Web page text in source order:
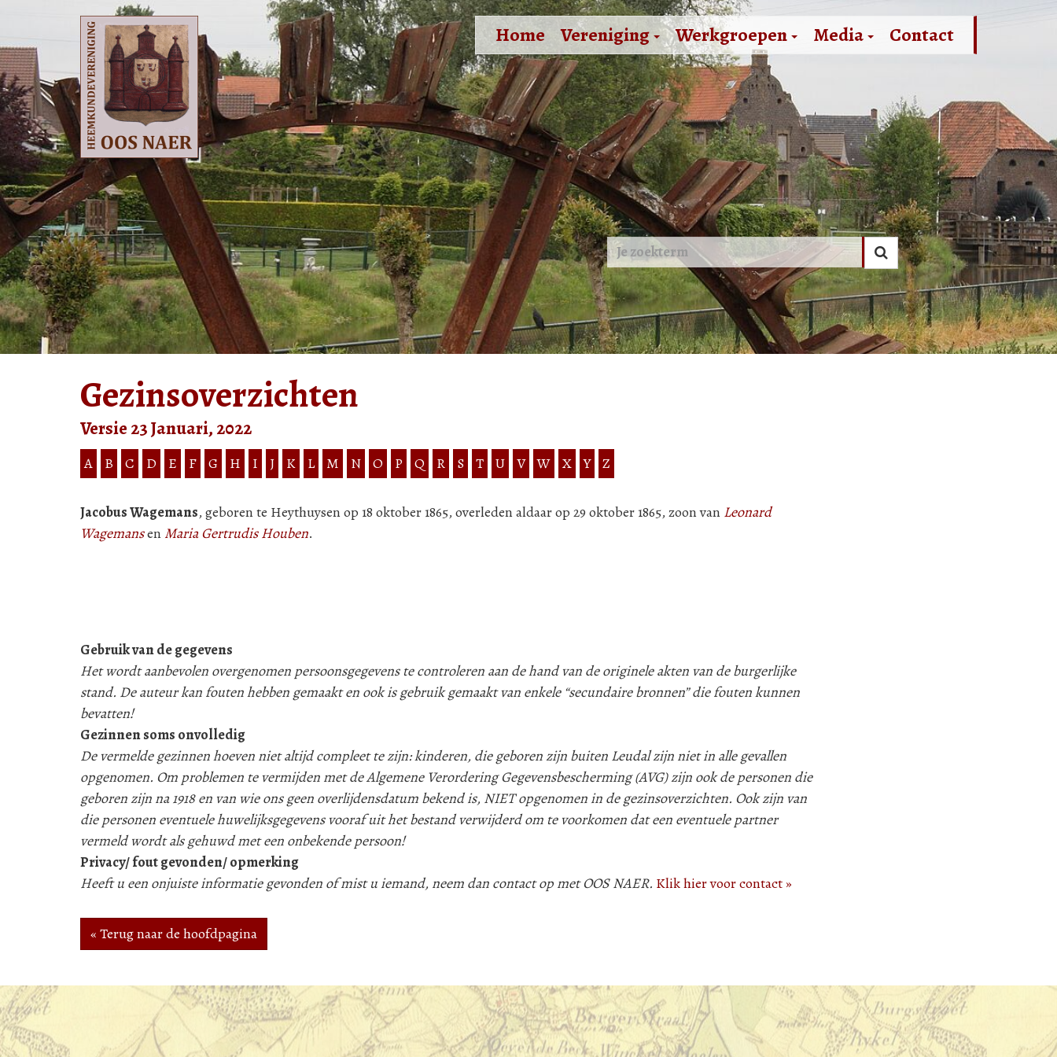
Home Vereniging Werkgroepen Media Contact
Gezinsoverzichten
Versie 23 Januari, 2022
A B C D E F G H I J K L M N O P Q R S T U V W X Y Z
Jacobus Wagemans, geboren te Heythuysen op 18 oktober 1865, overleden aldaar op 29 oktober 1865, zoon van Leonard
Wagemansen Maria Gertrudis Houben.
Gebruik van de gegevens
Het wordt aanbevolen overgenomen persoonsgegevens te controleren aan de hand van de originele akten van de burgerlijke
stand. De auteur kan fouten hebben gemaakt en ook is gebruik gemaakt van enkele “secundaire bronnen” die fouten kunnen
bevatten!
Gezinnen soms onvolledig
De vermelde gezinnen hoeven niet altijd compleet te zijn: kinderen, die geboren zijn buiten Leudal zijn niet in alle gevallen
opgenomen. Om problemen te vermijden met de Algemene Verordering Gegevensbescherming (AVG) zijn ook de personen die
geboren zijn na 1918 en van wie ons geen overlijdensdatum bekend is, NIET opgenomen in de gezinsoverzichten. Ook zijn van
die personen eventuele huwelijksgegevens vooraf uit het bestand verwijderd om te voorkomen dat een eventuele partner
vermeld wordt als gehuwd met een onbekende persoon!
Privacy/ fout gevonden/ opmerking
Heeft u een onjuiste informatie gevonden of mist u iemand, neem dan contact op met OOS NAER. Klik hier voor contact »
« Terug naar de hoofdpagina